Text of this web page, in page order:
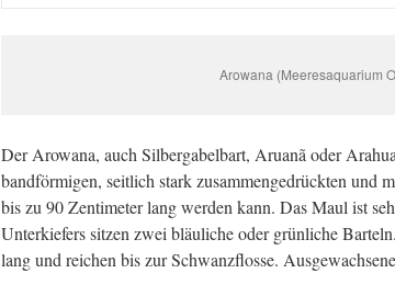
Arowana (Meeresaquarium
Der Arowana, auch Silbergabelbart, Aruanã oder
bandförmigen, seitlich stark zusammengedrückten und
bis zu 90 Zentimeter lang werden kann. Das Maul ist
Unterkiefers sitzen zwei bläuliche oder grünliche
lang und reichen bis zur Schwanzflosse.